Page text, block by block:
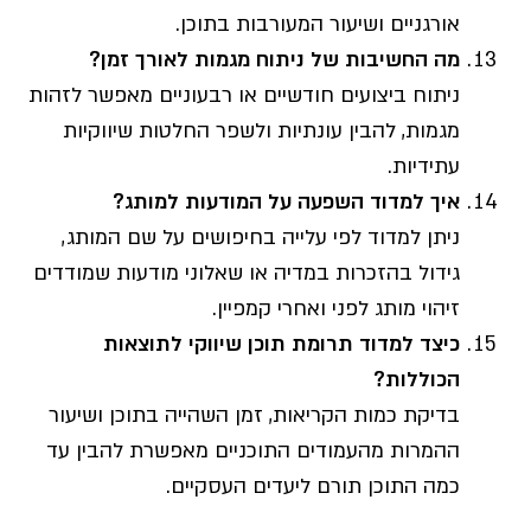
אורגניים ושיעור המעורבות בתוכן.
מה החשיבות של ניתוח מגמות לאורך זמן?
ניתוח ביצועים חודשיים או רבעוניים מאפשר לזהות
מגמות, להבין עונתיות ולשפר החלטות שיווקיות
עתידיות.
איך למדוד השפעה על המודעות למותג?
ניתן למדוד לפי עלייה בחיפושים על שם המותג,
גידול בהזכרות במדיה או שאלוני מודעות שמודדים
זיהוי מותג לפני ואחרי קמפיין.
כיצד למדוד תרומת תוכן שיווקי לתוצאות
הכוללות?
בדיקת כמות הקריאות, זמן השהייה בתוכן ושיעור
ההמרות מהעמודים התוכניים מאפשרת להבין עד
כמה התוכן תורם ליעדים העסקיים.